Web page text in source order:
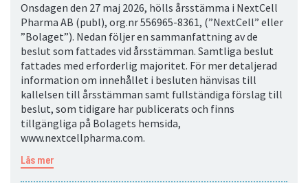
Onsdagen den 27 maj 2026, hölls årsstämma i NextCell
Pharma AB (publ), org.nr 556965-8361, (”NextCell” eller
”Bolaget”). Nedan följer en sammanfattning av de
beslut som fattades vid årsstämman. Samtliga beslut
fattades med erforderlig majoritet. För mer detaljerad
information om innehållet i besluten hänvisas till
kallelsen till årsstämman samt fullständiga förslag till
beslut, som tidigare har publicerats och finns
tillgängliga på Bolagets hemsida,
www.nextcellpharma.com.
Läs mer